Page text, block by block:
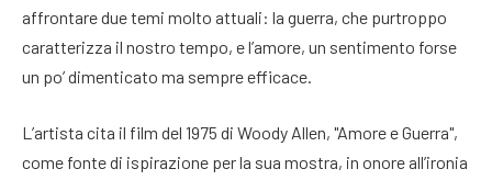
affrontare due temi molto attuali: la guerra, che purtroppo
caratterizza il nostro tempo, e l’amore, un sentimento forse
un po’ dimenticato ma sempre efficace.
L’artista cita il film del 1975 di Woody Allen, "Amore e Guerra",
come fonte di ispirazione per la sua mostra, in onore all’ironia